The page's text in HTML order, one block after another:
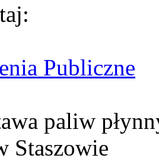
Publiczne
paliw
Staszowie